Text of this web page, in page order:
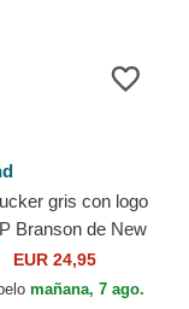
gris con logo
Branson de New
MLB de 47
EUR 24,95
mañana, 7 ago.